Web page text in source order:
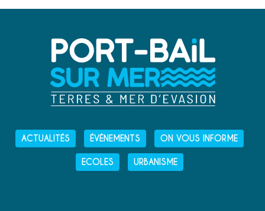
ACTUALITÉS ÉVÉNEMENTS ON VOUS INFORME
ECOLES URBANISME